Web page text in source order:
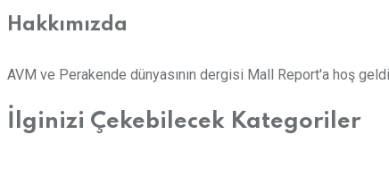
Hakkımızda
AVM ve Perakende dünyasının dergisi Mall Report'a hoş
İlginizi Çekebilecek Kategoriler